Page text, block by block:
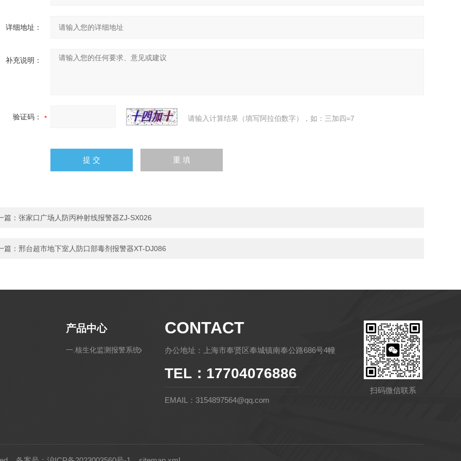
详细地址：
补充说明：
验证码： 请输入计算结果（填写阿拉伯数字），如：三加四=7
篇： 张家口广场人防丙种射线报警器ZJ-SX026
篇： 邢台超市地下室人防口部毒剂报警器XT-DJ086
产品中心
一.核生化监测报警系统
CONTACT
办公地址：上海市奉贤区奉城镇南奉公路686号4幢
TEL：17704076886
EMAIL：3154897564@qq.com
扫码微信联系